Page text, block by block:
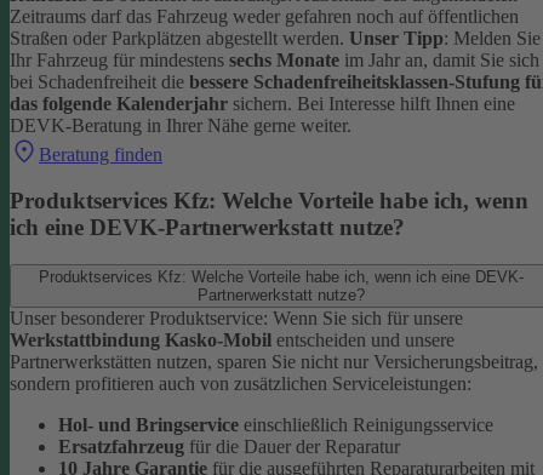
Zeitraums darf das Fahrzeug weder gefahren noch auf öffentlichen
Straßen oder Parkplätzen abgestellt werden. Unser Tipp: Melden Sie
Ihr Fahrzeug für mindestens sechs Monate im Jahr an, damit Sie sich
bei Schadenfreiheit die bessere Schadenfreiheitsklassen-Stufung
das folgende Kalenderjahr sichern. Bei Interesse hilft Ihnen eine
DEVK-Beratung in Ihrer Nähe gerne weiter.
Beratung finden
Produktservices Kfz: Welche Vorteile habe ich, wenn
ich eine DEVK-Partnerwerkstatt nutze?
Produktservices Kfz: Welche Vorteile habe ich, wenn ich eine DEVK-
Partnerwerkstatt nutze?
Unser besonderer Produktservice: Wenn Sie sich für unsere
Werkstattbindung Kasko-Mobil entscheiden und unsere
Partnerwerkstätten nutzen, sparen Sie nicht nur Versicherungsbeitrag,
sondern profitieren auch von zusätzlichen Serviceleistungen:
Hol- und Bringservice einschließlich Reinigungsservice
Ersatzfahrzeug für die Dauer der Reparatur
10 Jahre Garantie für die ausgeführten Reparaturarbeiten mit